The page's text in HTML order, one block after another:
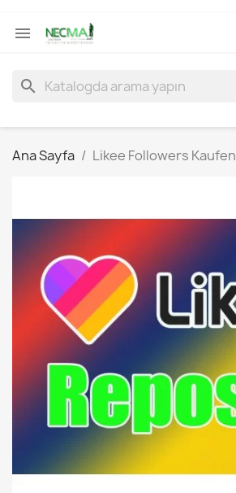

search
Ana Sayfa Likee Followers Kaufen